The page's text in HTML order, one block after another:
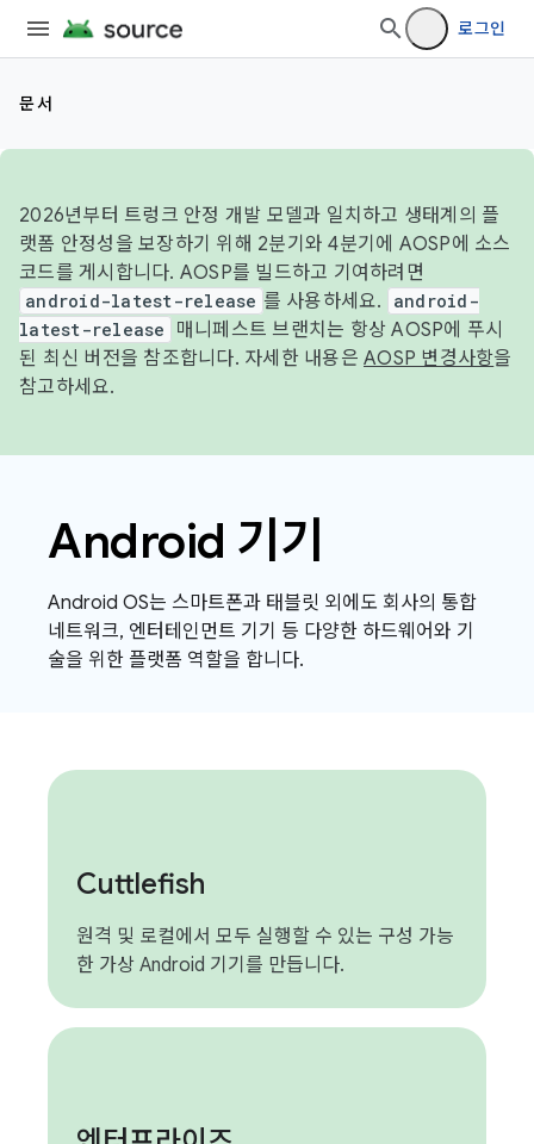
로그인
문서
2026년부터 트렁크 안정 개발 모델과 일치하고 생태계의 플
랫폼 안정성을 보장하기 위해 2분기와 4분기에 AOSP에 소스
코드를 게시합니다. AOSP를 빌드하고 기여하려면
android-latest-release 를 사용하세요.
android-
latest-release
매니페스트 브랜치는 항상 AOSP에 푸시
된 최신 버전을 참조합니다. 자세한 내용은 AOSP 변경사항을
참고하세요.
Android 기기
Android OS는 스마트폰과 태블릿 외에도 회사의 통합
네트워크, 엔터테인먼트 기기 등 다양한 하드웨어와 기
술을 위한 플랫폼 역할을 합니다.
Cuttlefish
원격 및 로컬에서 모두 실행할 수 있는 구성 가능
한 가상 Android 기기를 만듭니다.